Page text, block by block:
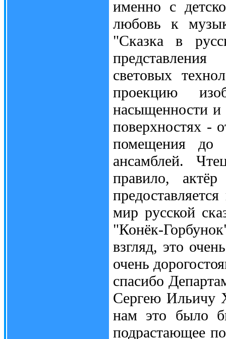
именно с
любовь к
"Сказка в
световых
проекцию
насыщенности и
поверхностях -
помещения до
ансамблей.
правило,
мир русской
"Конёк-
взгляд, это
очень
спасибо
Сергею Ильичу
нам это было
подрастающее